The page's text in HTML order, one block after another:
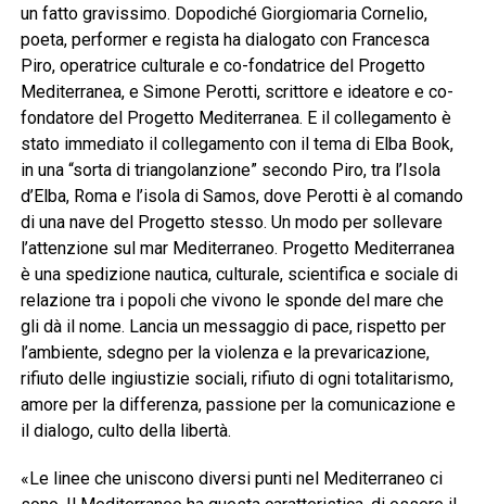
un fatto gravissimo. Dopodiché Giorgiomaria Cornelio,
poeta, performer e regista ha dialogato con Francesca
Piro, operatrice culturale e co-fondatrice del Progetto
Mediterranea, e Simone Perotti, scrittore e ideatore e co-
fondatore del Progetto Mediterranea. E il collegamento è
stato immediato il collegamento con il tema di Elba Book,
in una “sorta di triangolanzione” secondo Piro, tra l’Isola
d’Elba, Roma e l’isola di Samos, dove Perotti è al comando
di una nave del Progetto stesso. Un modo per sollevare
l’attenzione sul mar Mediterraneo. Progetto Mediterranea
è una spedizione nautica, culturale, scientifica e sociale di
relazione tra i popoli che vivono le sponde del mare che
gli dà il nome. Lancia un messaggio di pace, rispetto per
l’ambiente, sdegno per la violenza e la prevaricazione,
rifiuto delle ingiustizie sociali, rifiuto di ogni totalitarismo,
amore per la differenza, passione per la comunicazione e
il dialogo, culto della libertà.
«Le linee che uniscono diversi punti nel Mediterraneo ci